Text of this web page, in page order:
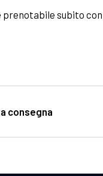
prenotabile subito
consegna